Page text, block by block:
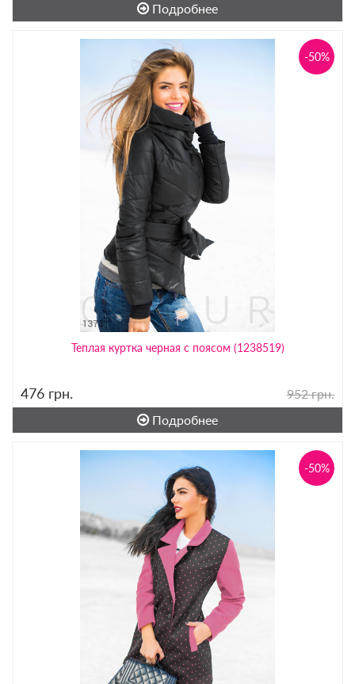
Подробнее
Теплая куртка черная с поясом (1238519)
-50%
476 грн.
952 грн.
Подробнее
-50%